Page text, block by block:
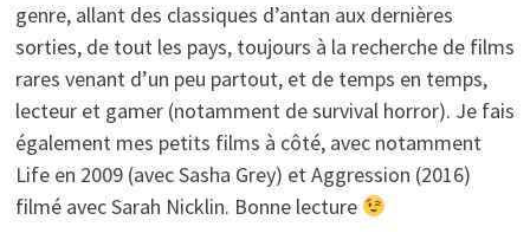
genre, allant des classiques d’antan aux dernières
sorties, de tout les pays, toujours à la recherche de films
rares venant d’un peu partout, et de temps en temps,
lecteur et gamer (notamment de survival horror). Je fais
également mes petits films à côté, avec notamment
Life en 2009 (avec Sasha Grey) et Aggression (2016)
filmé avec Sarah Nicklin. Bonne lecture